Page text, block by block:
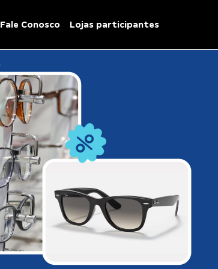
Fale Conosco Lojas participantes